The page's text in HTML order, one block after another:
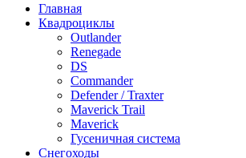
Главная
Квадроциклы
Outlander
Renegade
DS
Commander
Defender / Traxter
Maverick Trail
Maverick
Гусеничная система
Снегоходы